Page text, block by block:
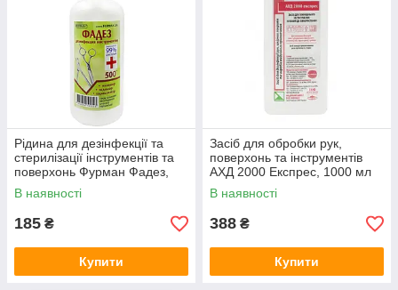
Рідина для дезінфекції та
стерилізації інструментів та
поверхонь Фурман Фадез,
500 мл
В наявності
185 ₴
Купити
Засіб для обробки рук,
поверхонь та інструментів
АХД 2000 Експрес, 1000 мл
В наявності
388 ₴
Купити